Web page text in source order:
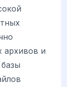
архивов и